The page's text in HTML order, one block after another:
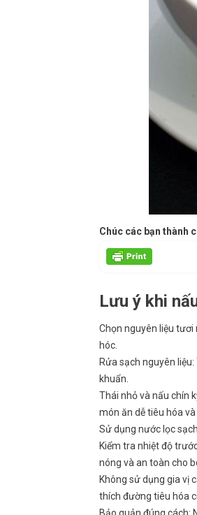
Chúc các bạn thành
Lưu ý khi
Chọn nguyên liệu
hóc.
Rửa sạch nguyên
khuẩn.
Thái nhỏ và nấu chín
món ăn dễ tiêu hóa
Sử dụng nước lọc
Kiểm tra nhiệt độ
nóng và an toàn cho
Không sử dụng gia vị
thích đường tiêu hóa